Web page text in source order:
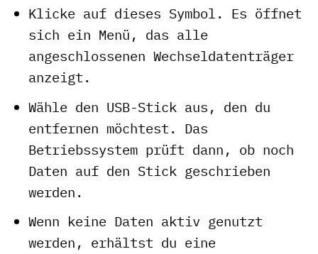
Klicke auf dieses Symbol. Es öffnet
sich ein Menü, das alle
angeschlossenen Wechseldatenträger
anzeigt.
Wähle den USB-Stick aus, den du
entfernen möchtest. Das
Betriebssystem prüft dann, ob noch
Daten auf den Stick geschrieben
werden.
Wenn keine Daten aktiv genutzt
werden, erhältst du eine